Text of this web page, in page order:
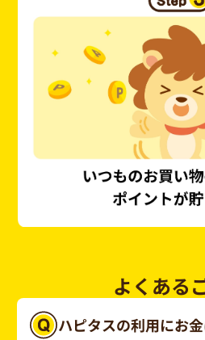
よくある
ハピタスの利用にお